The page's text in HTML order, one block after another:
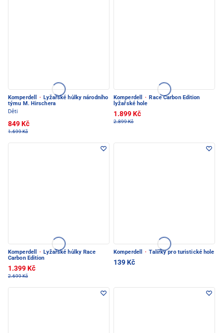
Komperdell · Lyžařské hůlky národního
týmu M. Hirschera
Děti
849 Kč
1.699 Kč
Komperdell · Race Carbon Edition
lyžařské hole
1.899 Kč
2.899 Kč
Komperdell · Lyžařské hůlky Race
Carbon Edition
1.399 Kč
2.699 Kč
Komperdell · Talířky pro turistické hole
139 Kč